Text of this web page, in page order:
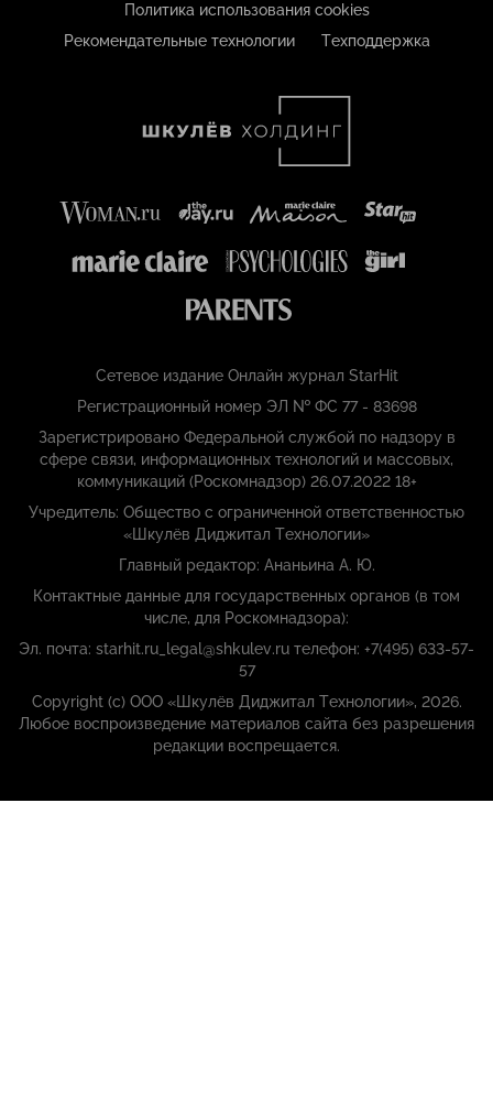
Политика использования cookies
Рекомендательные технологии
Техподдержка
Сетевое издание Онлайн журнал StarHit
Регистрационный номер ЭЛ № ФС 77 - 83698
Зарегистрировано Федеральной службой по надзору в
сфере связи, информационных технологий и массовых,
коммуникаций (Роскомнадзор) 26.07.2022 18+
Учредитель: Общество с ограниченной ответственностью
«Шкулёв Диджитал Технологии»
Главный редактор: Ананьина А. Ю.
Контактные данные для государственных органов (в том
числе, для Роскомнадзора):
Эл. почта: starhit.ru_legal@shkulev.ru телефон: +7(495) 633-57-
57
Copyright (с) ООО «Шкулёв Диджитал Технологии», 2026.
Любое воспроизведение материалов сайта без разрешения
редакции воспрещается.